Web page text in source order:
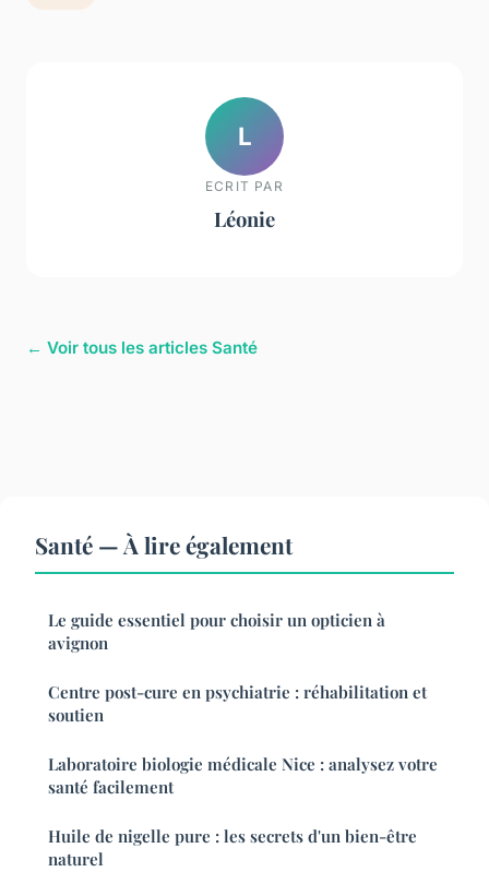
L
ECRIT PAR
Léonie
← Voir tous les articles Santé
Santé — À lire également
Le guide essentiel pour choisir un opticien à
avignon
Centre post-cure en psychiatrie : réhabilitation et
soutien
Laboratoire biologie médicale Nice : analysez votre
santé facilement
Huile de nigelle pure : les secrets d'un bien-être
naturel